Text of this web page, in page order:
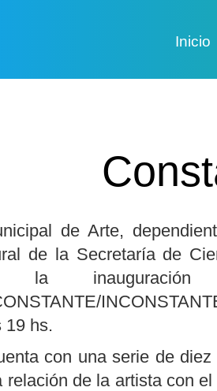
Inicio
de Arte,
de la Secretaría de
19 hs.
con una serie de
relación de la artista con